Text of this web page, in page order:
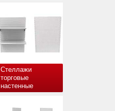
Стеллажи
торговые
настенные